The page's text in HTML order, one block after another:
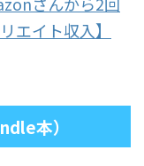
エイト収入】
本）